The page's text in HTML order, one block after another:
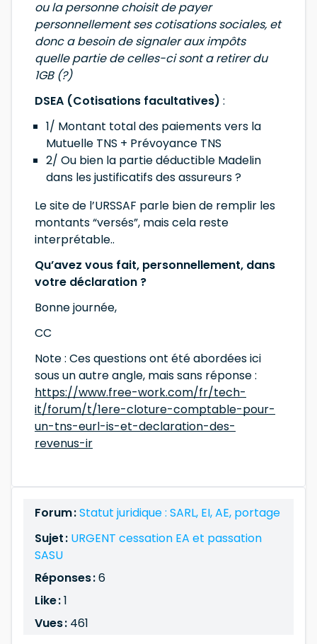
ou la personne choisit de payer
personnellement ses cotisations sociales, et
donc a besoin de signaler aux impôts
quelle partie de celles-ci sont a retirer du
1GB (?)
DSEA (Cotisations facultatives) :
1/ Montant total des paiements vers la
Mutuelle TNS + Prévoyance TNS
2/ Ou bien la partie déductible Madelin
dans les justificatifs des assureurs ?
Le site de l’URSSAF parle bien de remplir les
montants “versés”, mais cela reste
interprétable..
Qu’avez vous fait, personnellement, dans
votre déclaration ?
Bonne journée,
CC
Note : Ces questions ont été abordées ici
sous un autre angle, mais sans réponse :
https://www.free-work.com/fr/tech-
it/forum/t/1ere-cloture-comptable-pour-
un-tns-eurl-is-et-declaration-des-
revenus-ir
Forum :Statut juridique : SARL, EI, AE, portage
Sujet : URGENT cessation EA et passation
SASU
Réponses :6
Like :1
Vues : 461